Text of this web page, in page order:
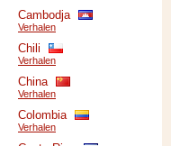
Cambodja
Verhalen
Chili
Verhalen
China
Verhalen
Colombia
Verhalen